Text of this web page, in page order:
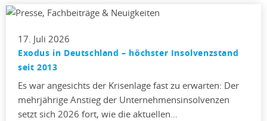
17. Juli 2026
Exodus in Deutschland – höchster Insolvenzstand
seit 2013
Es war angesichts der Krisenlage fast zu erwarten: Der
mehrjährige Anstieg der Unternehmensinsolvenzen
setzt sich 2026 fort, wie die aktuellen…